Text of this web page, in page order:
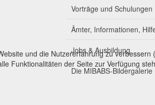
Vorträge und Schulungen
Ämter, Informationen,
Jobs & Ausbildung
Die MIBABS-Bildergalerie
und die Nutzererfahrung zu verbessern
Funktionalitäten der Seite zur Verfügung